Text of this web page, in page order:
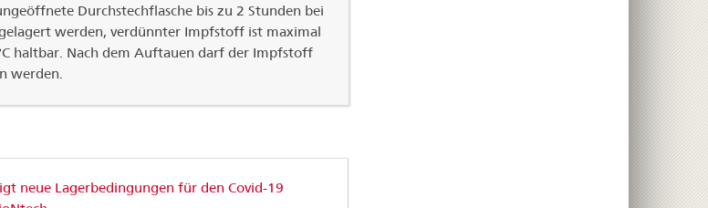
Durchstechflasche bis zu 2 Stunden bei
werden, verdünnter Impfstoff ist maximal
haltbar. Nach dem Auftauen darf der Impfstoff
werden.
neue Lagerbedingungen für den Covid-19